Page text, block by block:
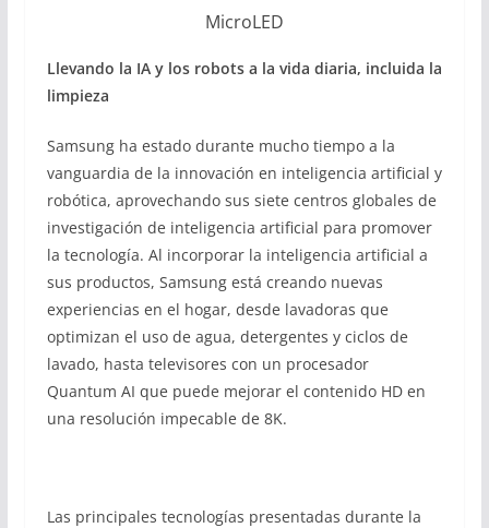
MicroLED
Llevando la IA y los robots a la vida diaria, incluida la
limpieza
Samsung ha estado durante mucho tiempo a la
vanguardia de la innovación en inteligencia artificial y
robótica, aprovechando sus siete centros globales de
investigación de inteligencia artificial para promover
la tecnología. Al incorporar la inteligencia artificial a
sus productos, Samsung está creando nuevas
experiencias en el hogar, desde lavadoras que
optimizan el uso de agua, detergentes y ciclos de
lavado, hasta televisores con un procesador
Quantum AI que puede mejorar el contenido HD en
una resolución impecable de 8K.
Las principales tecnologías presentadas durante la